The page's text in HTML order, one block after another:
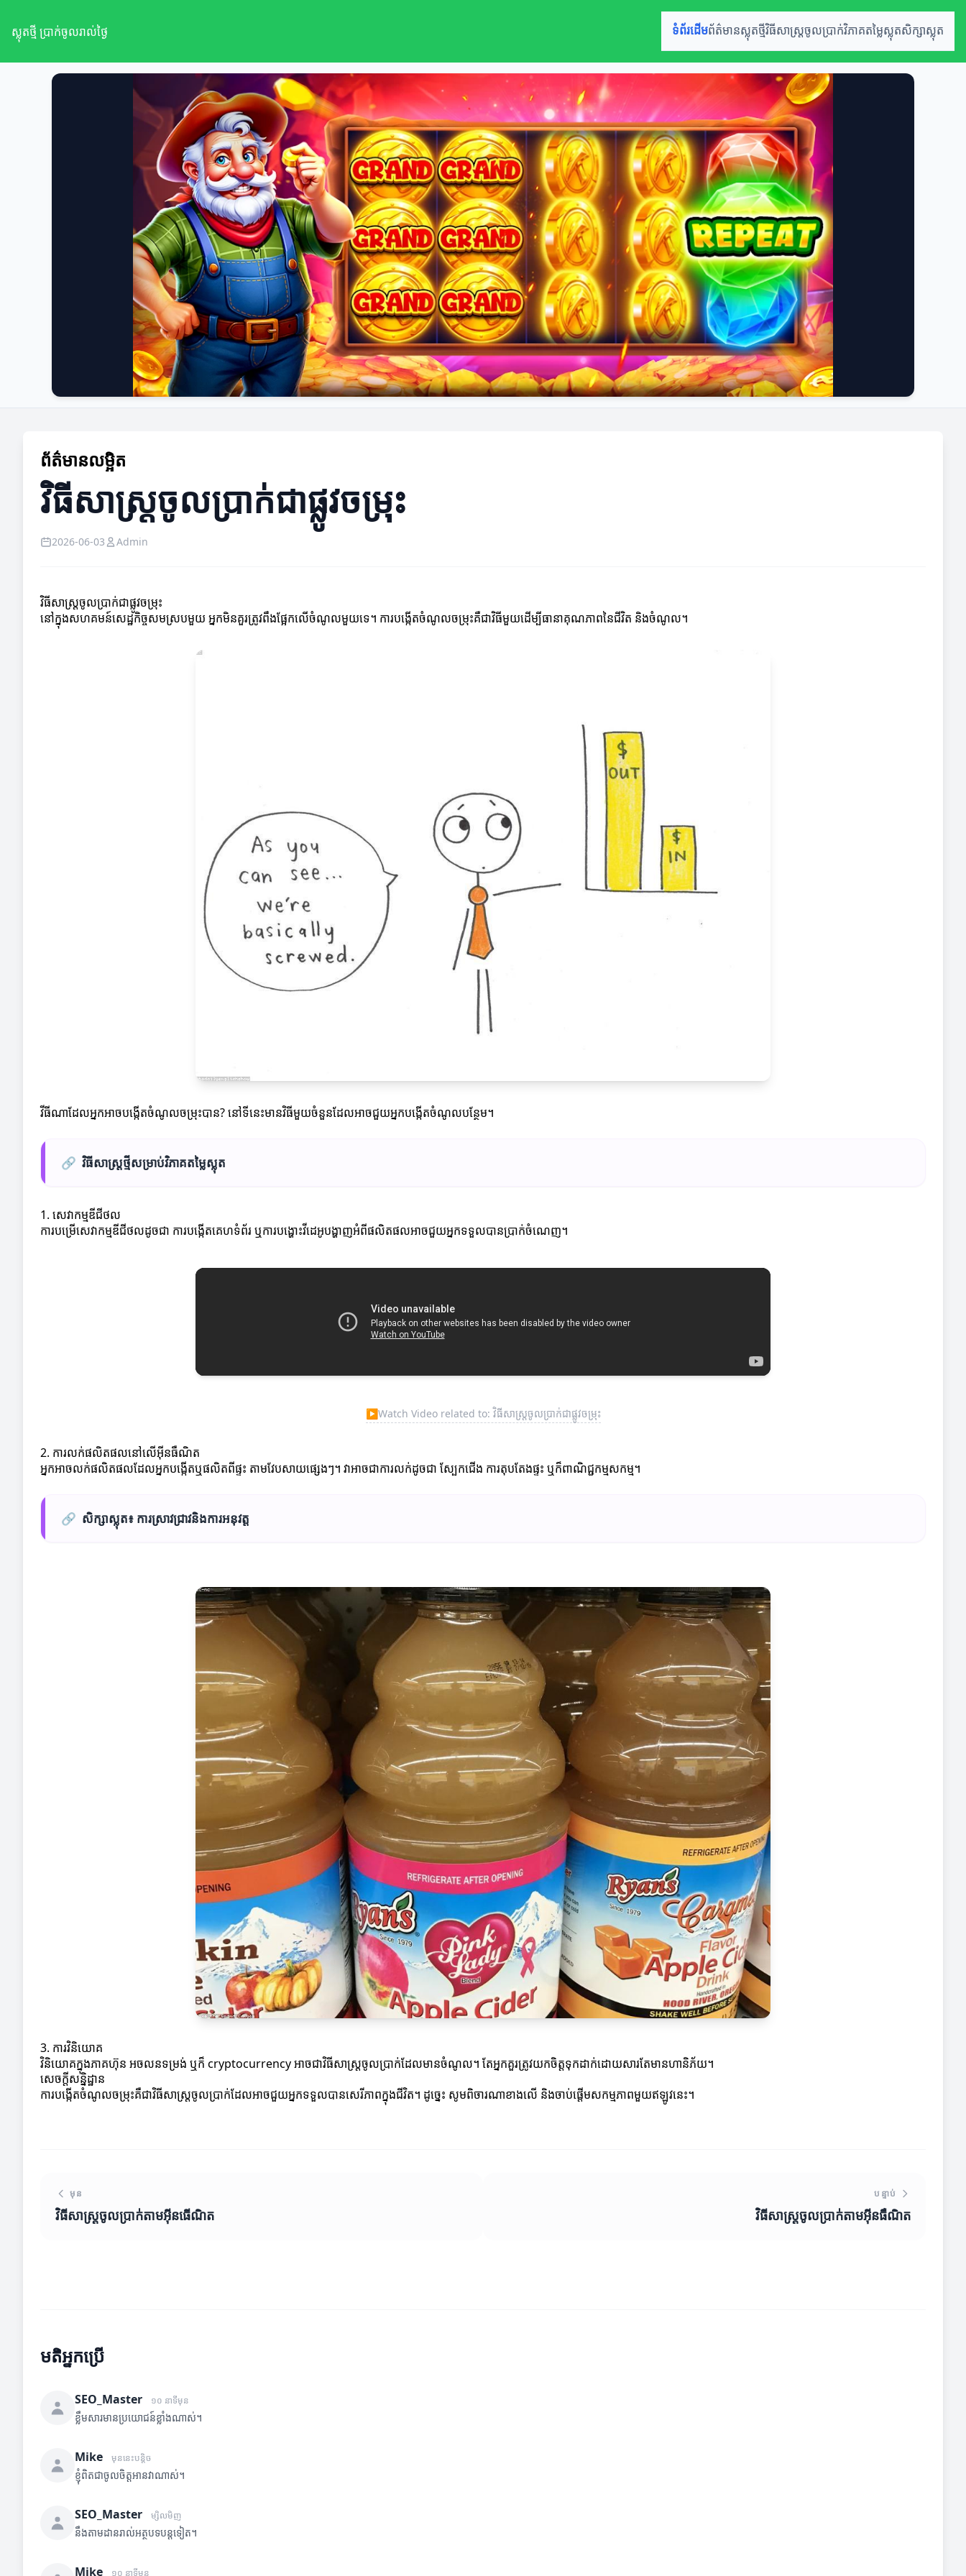
ស្លុតថ្មី ប្រាក់ចូលរាល់ថ្ងៃ ទំព័រដើមព័ត៌មានស្លុតថ្មីវិធីសាស្ត្រចូលប្រាក់វិភាគតម្លៃស្លុតសិក្សាស្លុត
ព័ត៌មានលម្អិត
វិធីសាស្ត្រចូលប្រាក់ជាផ្លូវចម្រុះ
2026-06-03 Admin
វិធីសាស្ត្រចូលប្រាក់ជាផ្លូវចម្រុះ
នៅក្នុងសហគមន៍សេដ្ឋកិច្ចសមស្របមួយ អ្នកមិនគួរត្រូវពឹងផ្អែកលើចំណូលមួយទេ។ ការបង្កើតចំណូលចម្រុះគឺជាវិធីមួយដើម្បីធានាគុណភាពនៃជីវិត និងចំណូល។
វីធីណាដែលអ្នកអាចបង្កើតចំណូលចម្រុះបាន? នៅទីនេះមានវិធីមួយចំនួនដែលអាចជួយអ្នកបង្កើតចំណូលបន្ថែម។
🔗 វិធីសាស្ត្រថ្មីសម្រាប់វិភាគតម្លៃស្លុត
1. សេវាកម្មឌីជីថល
ការបម្រើសេវាកម្មឌីជីថលដូចជា ការបង្កើតគេហទំព័រ ឬការបង្ហោះវីដេអូបង្ហាញអំពីផលិតផលអាចជួយអ្នកទទួលបានប្រាក់ចំណេញ។
▶Watch Video related to: វិធីសាស្ត្រចូលប្រាក់ជាផ្លូវចម្រុះ
2. ការលក់ផលិតផលនៅលើអ៊ីនធឺណិត
អ្នកអាចលក់ផលិតផលដែលអ្នកបង្កើតឬផលិតពីផ្ទះ តាមវែបសាយផ្សេងៗ។ វាអាចជាការលក់ដូចជា ស្បែកជើង ការតុបតែងផ្ទះ ឬក៏ពាណិជ្ជកម្មសកម្ម។
🔗 សិក្សាស្លុត៖ ការស្រាវជ្រាវនិងការអនុវត្ត
3. ការវិនិយោគ
វិនិយោគក្នុងភាគហ៊ុន អចលនទម្រង់ ឬក៏ cryptocurrency អាចជាវិធីសាស្ត្រចូលប្រាក់ដែលមានចំណូល។ តែអ្នកគួរត្រូវយកចិត្តទុកដាក់ដោយសារតែមានហានិភ័យ។
សេចក្តីសន្និដ្ឋាន
ការបង្កើតចំណូលចម្រុះគឺជាវិធីសាស្ត្រចូលប្រាក់ដែលអាចជួយអ្នកទទួលបានសេរីភាពក្នុងជីវិត។ ដូច្នេះ សូមពិចារណាខាងលើ និងចាប់ផ្តើមសកម្មភាពមួយឥឡូវនេះ។
មុន
វិធីសាស្ត្រចូលប្រាក់តាមអ៊ីនធើណិត
បន្ទាប់
វិធីសាស្ត្រចូលប្រាក់តាមអ៊ីនធឺណិត
មតិអ្នកប្រើ
SEO_Master ១០ នាទីមុន
ខ្លឹមសារមានប្រយោជន៍ខ្លាំងណាស់។
Mike មុននេះបន្តិច
ខ្ញុំពិតជាចូលចិត្តអានវាណាស់។
SEO_Master ម្សិលមិញ
នឹងតាមដានរាល់អត្ថបទបន្តទៀត។
Mike ១០ នាទីមុន